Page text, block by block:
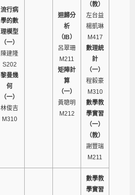
流行病
學的數
理模型
（一）
陳建隆
S202
黎曼幾
何
（一）
林俊吉
M310
迴歸分
析
（IB）
呂翠珊
M211
矩陣計
算
（一）
黃聰明
M212
（教）
左台益
楊凱琳
M417
數理統
計
（一）
程毅豪
M310
數學教
學實習
（一）
（教）
謝豐瑞
M211
數學教
學實習